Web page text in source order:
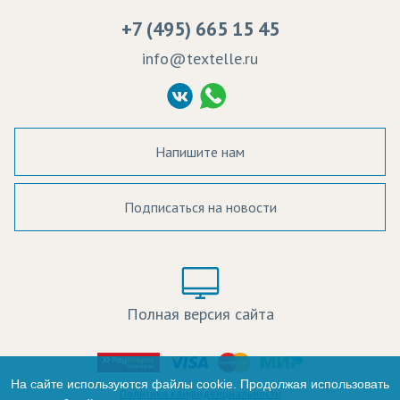
Элементы одежды
Судебные решения
Политика Конфиденциальности
Согласие на обработку ПД
+7 (495) 665 15 45
info@textelle.ru
Напишите нам
Подписаться на новости
Полная версия сайта
Политика конфиденциальности
-
На сайте используются файлы cookie. Продолжая использовать